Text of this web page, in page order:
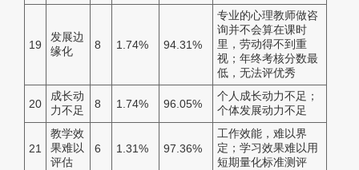
19
发展边
缘化
8 1.74% 94.31%
专业的心理教师做咨
询并不会算在课时
里，劳动得不到重
视；年终考核分数最
低，无法评优秀
20
成长动
力不足
8 1.74% 96.05%
个人成长动力不足；
个体发展动力不足
21
教学效
果难以
评估
6 1.31% 97.36%
工作效能，难以界
定；学习效果难以用
短期量化标准测评